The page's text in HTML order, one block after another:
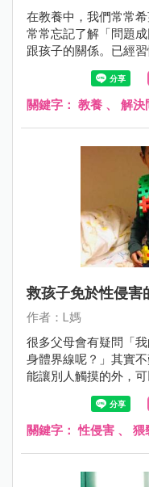
在教養中，我們常常
常常忘記了解「問題
跟孩子的關係。已經
話當中深深的學到一
關鍵字： 教養 、 解決
救孩子免於性侵害
作者：L媽
很多父母會有疑問「
身體界線呢？」其實
能讓別人觸摸的外，
關鍵字：性侵害 、 猥